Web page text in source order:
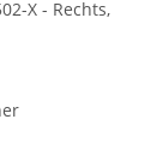
X - Rechts,